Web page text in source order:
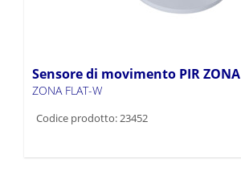
Sensore di movimento PIR ZONA
ZONA FLAT-W
Codice prodotto: 23452